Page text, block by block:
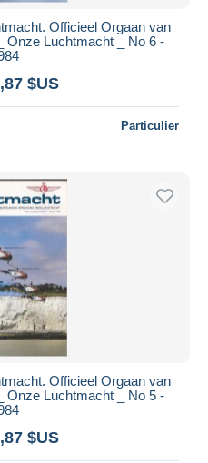
Officieel Orgaan van
Onze Luchtmacht _ No 6 -
$US
Particulier
Officieel Orgaan van
Onze Luchtmacht _ No 5 -
$US